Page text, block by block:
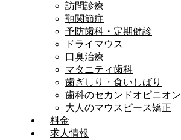
訪問診療
顎関節症
予防歯科・定期健診
ドライマウス
口臭治療
マタニティ歯科
歯ぎしり・食いしばり
歯科のセカンドオピニオン
大人のマウスピース矯正
料金
求人情報